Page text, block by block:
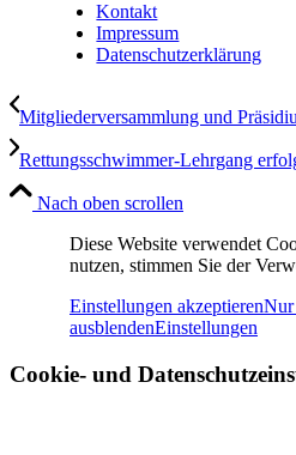
Kontakt
Impressum
Datenschutzerklärung
Mitgliederversammlung und
Rettungsschwimmer-Lehrgang
Nach oben scrollen
Diese Website verwendet
nutzen, stimmen Sie der
Einstellungen akzeptierenNur
ausblendenEinstellungen
Cookie- und